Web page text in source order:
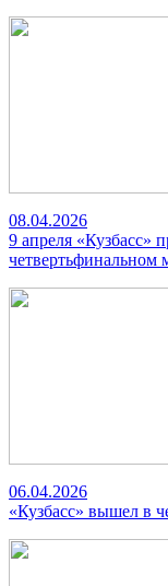
08.04.2026
9 апреля
четвертьфинальном
06.04.2026
«Кузбасс» вышел в